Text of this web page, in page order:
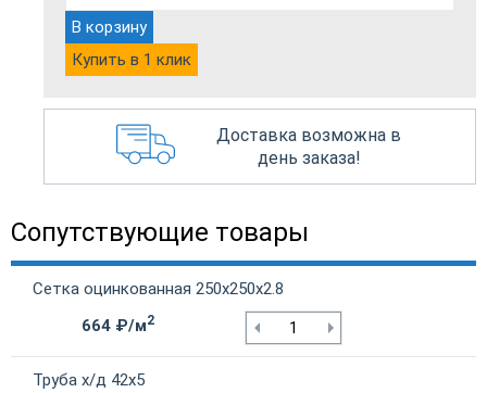
В корзину
Купить в 1 клик
Доставка возможна в
день заказа!
Сопутствующие товары
Сетка оцинкованная 250х250х2.8
664 ₽/м2
Труба х/д 42х5